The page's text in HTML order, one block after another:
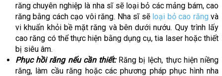
răng chuyên nghiệp là nha sĩ sẽ loại bỏ các mảng bám, cao
răng bằng cách cạo vôi răng. Nha sĩ sẽ loại bỏ cao răng và
vi khuẩn khỏi bề mặt răng và bên dưới nướu. Quy trình lấy
cao răng có thể thực hiện bằng dụng cụ, tia laser hoặc thiết
bị siêu âm.
Phục hồi răng nếu cần thiết:Răng bị lệch, thực hiện niềng
răng, làm cầu răng hoặc các phương pháp phục hình nha